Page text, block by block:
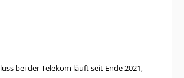
bei der Telekom läuft seit Ende 2021,